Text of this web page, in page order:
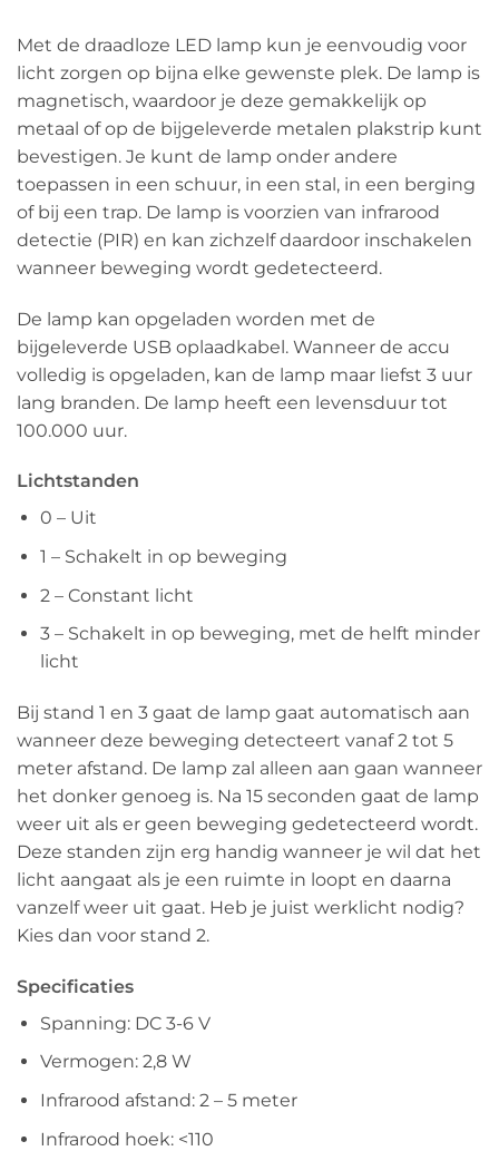
Met de draadloze LED lamp kun je eenvoudig voor
licht zorgen op bijna elke gewenste plek. De lamp is
magnetisch, waardoor je deze gemakkelijk op
metaal of op de bijgeleverde metalen plakstrip kunt
bevestigen. Je kunt de lamp onder andere
toepassen in een schuur, in een stal, in een berging
of bij een trap. De lamp is voorzien van infrarood
detectie (PIR) en kan zichzelf daardoor inschakelen
wanneer beweging wordt gedetecteerd.
De lamp kan opgeladen worden met de
bijgeleverde USB oplaadkabel. Wanneer de accu
volledig is opgeladen, kan de lamp maar liefst 3 uur
lang branden. De lamp heeft een levensduur tot
100.000 uur.
Lichtstanden
0 – Uit
1 – Schakelt in op beweging
2 – Constant licht
3 – Schakelt in op beweging, met de helft minder
licht
Bij stand 1 en 3 gaat de lamp gaat automatisch aan
wanneer deze beweging detecteert vanaf 2 tot 5
meter afstand. De lamp zal alleen aan gaan wanneer
het donker genoeg is. Na 15 seconden gaat de lamp
weer uit als er geen beweging gedetecteerd wordt.
Deze standen zijn erg handig wanneer je wil dat het
licht aangaat als je een ruimte in loopt en daarna
vanzelf weer uit gaat. Heb je juist werklicht nodig?
Kies dan voor stand 2.
Specificaties
Spanning: DC 3-6 V
Vermogen: 2,8 W
Infrarood afstand: 2 – 5 meter
Infrarood hoek: <110